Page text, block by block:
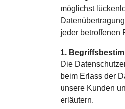
möglichst
jeder betroffenen
1.
Die
beim Erlass der
unsere Kunden
erläutern.